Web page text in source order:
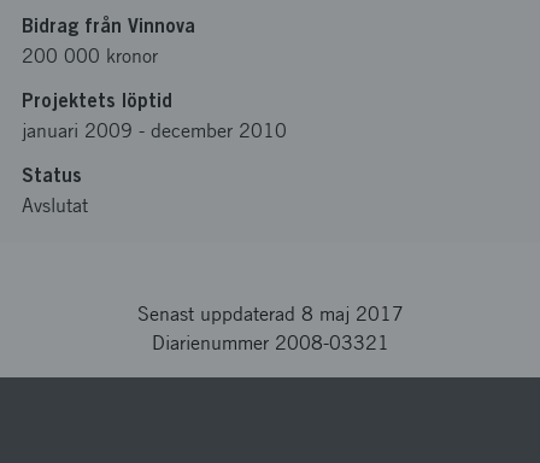
Bidrag från Vinnova
200 000 kronor
Projektets löptid
januari 2009 - december 2010
Status
Avslutat
Senast uppdaterad 8 maj 2017
Diarienummer 2008-03321